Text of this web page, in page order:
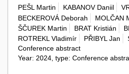
PEŠL Martin KABANOV Daniil
BECKEROVÁ Deborah
MOLČAN
ŠČUREK Martin
BRAT Kristián
ROTREKL Vladimír
PŘIBYL Jan
Conference abstract
Year: 2024, type: Conference